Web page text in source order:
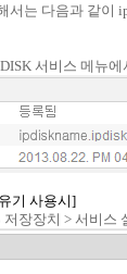
서는 다음과 같이
서비스 메뉴에
기 사용시]
장장치 > 서비스